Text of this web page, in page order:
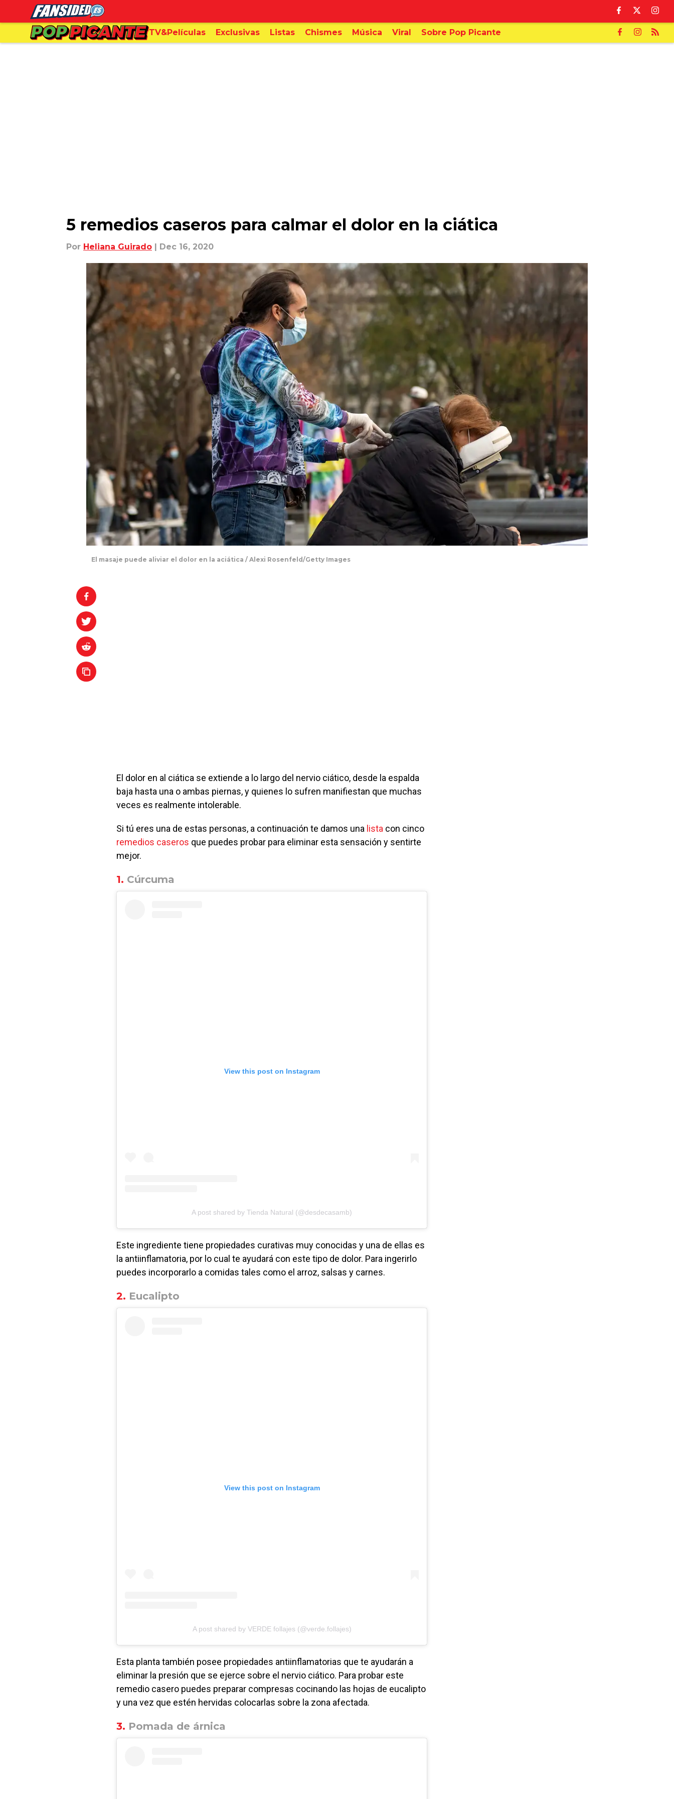
TV&Películas Exclusivas Listas Chismes Música Viral Sobre Pop Picante
5 remedios caseros para calmar el dolor en la ciática
Por Heliana Guirado | Dec 16, 2020
El masaje puede aliviar el dolor en la aciática / Alexi Rosenfeld/Getty Images
El dolor en al ciática se extiende a lo largo del nervio ciático, desde la espalda
baja hasta una o ambas piernas, y quienes lo sufren manifiestan que muchas
veces es realmente intolerable.
Si tú eres una de estas personas, a continuación te damos una lista con cinco
remedios caseros que puedes probar para eliminar esta sensación y sentirte
mejor.
1. Cúrcuma
View this post on Instagram
A post shared by Tienda Natural (@desdecasamb)
Este ingrediente tiene propiedades curativas muy conocidas y una de ellas es
la antiinflamatoria, por lo cual te ayudará con este tipo de dolor. Para ingerirlo
puedes incorporarlo a comidas tales como el arroz, salsas y carnes.
2. Eucalipto
View this post on Instagram
A post shared by VERDE follajes (@verde.follajes)
Esta planta también posee propiedades antiinflamatorias que te ayudarán a
eliminar la presión que se ejerce sobre el nervio ciático. Para probar este
remedio casero puedes preparar compresas cocinando las hojas de eucalipto
y una vez que estén hervidas colocarlas sobre la zona afectada.
3. Pomada de árnica